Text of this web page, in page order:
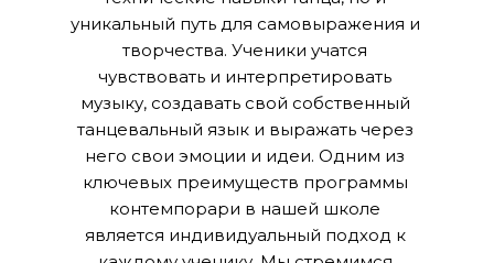
уникальный путь для самовыражения и
творчества. Ученики учатся
чувствовать и интерпретировать
музыку, создавать свой собственный
танцевальный язык и выражать через
него свои эмоции и идеи. Одним из
ключевых преимуществ программы
контемпорари в нашей школе
является индивидуальный подход к